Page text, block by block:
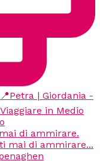
di ammirare.